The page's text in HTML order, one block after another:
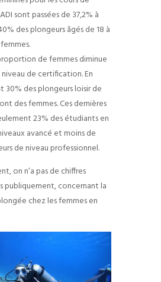
sont passées de 37,2% à
des plongeurs âgés de 18 à
de femmes diminue
de certification. En
30% des plongeurs loisir de
des femmes. Ces dernières
23% des étudiants en
avancé et moins de
de niveau professionnel.
on n’a pas de chiffres
publiquement, concernant la
chez les femmes en